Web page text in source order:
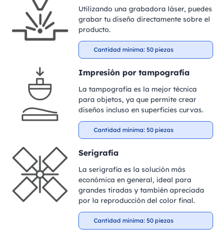
Utilizando una grabadora láser, puedes
grabar tu diseño directamente sobre el
producto.
Cantidad mínima: 50 piezas
Impresión por tampografía
La tampografía es la mejor técnica
para objetos, ya que permite crear
diseños incluso en superficies curvas.
Cantidad mínima: 50 piezas
Serigrafía
La serigrafía es la solución más
económica en general, ideal para
grandes tiradas y también apreciada
por la reproducción del color final.
Cantidad mínima: 50 piezas